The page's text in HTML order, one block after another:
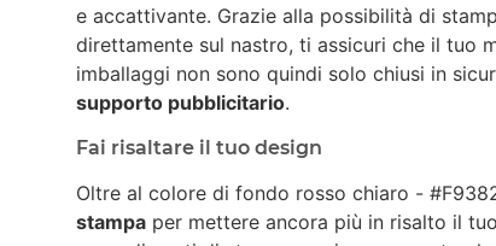
e accattivante. Grazie alla possibilità di
direttamente sul nastro, ti assicuri che il tuo
imballaggi non sono quindi solo chiusi in
supporto pubblicitario.
Fai risaltare il tuo design
Oltre al colore di fondo rosso chiaro -
stampa per mettere ancora più in risalto il